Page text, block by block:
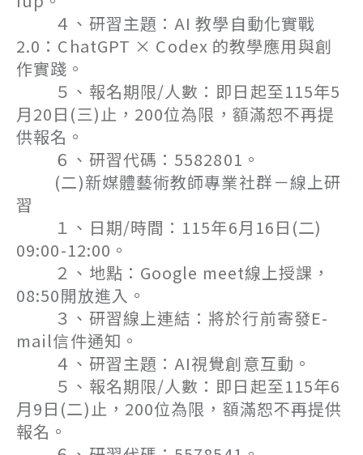
４、研習主題：AI 教學自動化實戰
2.0：ChatGPT × Codex 的教學應用與創
作實踐。
５、報名期限/人數：即日起至115年5
月20日(三)止，200位為限，額滿恕不再提
供報名。
６、研習代碼：5582801。
(二)新媒體藝術教師專業社群－線上研
習
１、日期/時間：115年6月16日(二)
09:00-12:00。
２、地點：Google meet線上授課，
08:50開放進入。
３、研習線上連結：將於行前寄發E-
mail信件通知。
４、研習主題：AI視覺創意互動。
５、報名期限/人數：即日起至115年6
月9日(二)止，200位為限，額滿恕不再提供
報名。